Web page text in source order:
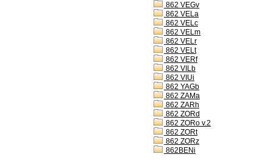
862 VEGv
862 VELa
862 VELc
862 VELm
862 VELr
862 VELt
862 VERf
862 VILb
862 VIUi
862 YAGb
862 ZAMa
862 ZARh
862 ZORd
862 ZORo v.2
862 ZORt
862 ZORz
862BENi